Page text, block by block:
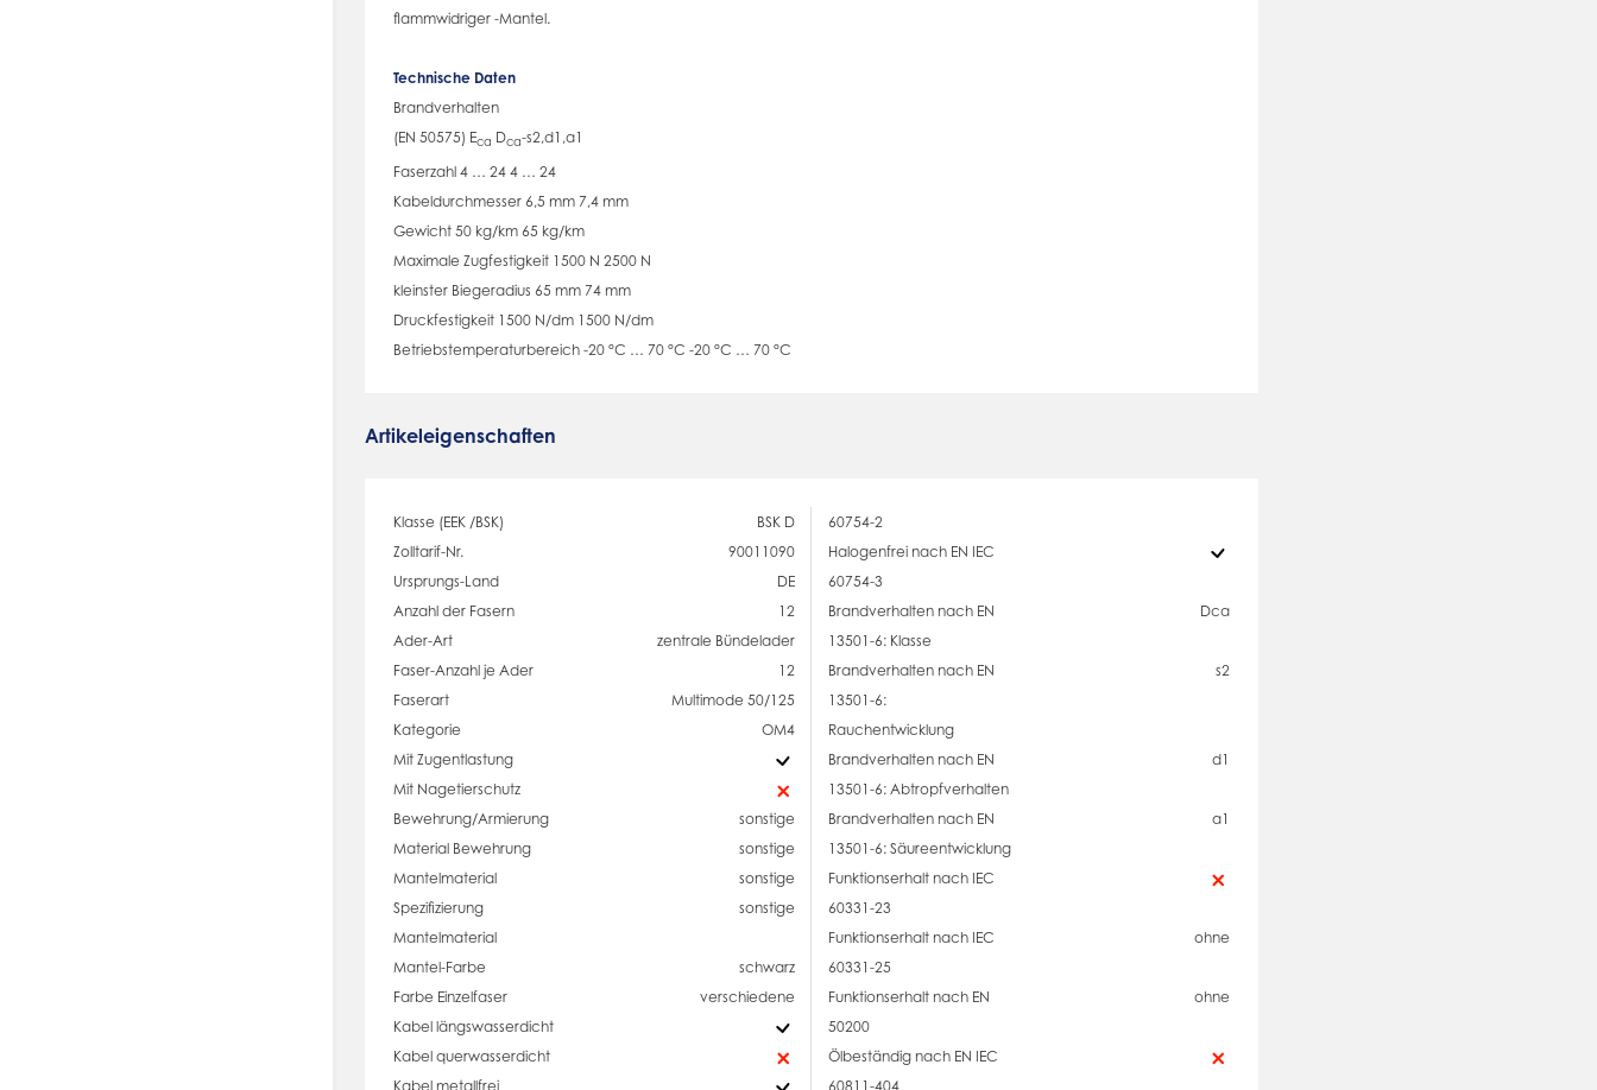
flammwidriger -Mantel.
Technische Daten
Brandverhalten
(EN 50575) Eca Dca-s2,d1,a1
Faserzahl 4 … 24 4 … 24
Kabeldurchmesser 6,5 mm 7,4 mm
Gewicht 50 kg/km 65 kg/km
Maximale Zugfestigkeit 1500 N 2500 N
kleinster Biegeradius 65 mm 74 mm
Druckfestigkeit 1500 N/dm 1500 N/dm
Betriebstemperaturbereich -20 °C … 70 °C -20 °C … 70 °C
Artikeleigenschaften
Klasse (EEK /BSK)
BSK D
Zolltarif-Nr.
90011090
Ursprungs-Land
DE
Anzahl der Fasern
12
Ader-Art
zentrale Bündelader
Faser-Anzahl je Ader
12
Faserart
Multimode 50/125
Kategorie
OM4
Mit Zugentlastung
Mit Nagetierschutz
Bewehrung/Armierung
sonstige
Material Bewehrung
sonstige
Mantelmaterial
sonstige
Spezifizierung
Mantelmaterial
sonstige
Mantel-Farbe
schwarz
Farbe Einzelfaser
verschiedene
Kabel längswasserdicht
Kabel querwasserdicht
Kabel metallfrei
60754-2
Halogenfrei nach EN IEC
60754-3
Brandverhalten nach EN
13501-6: Klasse
Dca
Brandverhalten nach EN
13501-6:
Rauchentwicklung
s2
Brandverhalten nach EN
13501-6: Abtropfverhalten
d1
Brandverhalten nach EN
13501-6: Säureentwicklung
a1
Funktionserhalt nach IEC
60331-23
Funktionserhalt nach IEC
60331-25
ohne
Funktionserhalt nach EN
50200
ohne
Ölbeständig nach EN IEC
60811-404